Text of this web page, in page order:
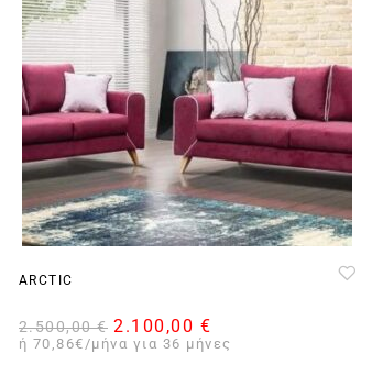
ARCTIC
2.500,00€ 2.100,00 €
ή 70,86€/μήνα για 36 μήνες